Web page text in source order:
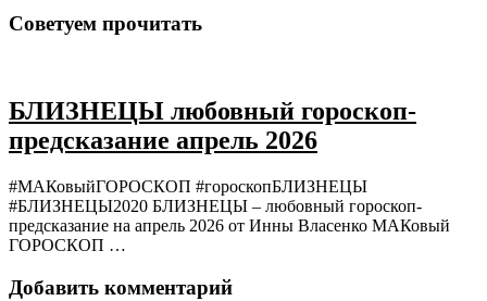
Советуем прочитать
БЛИЗНЕЦЫ любовный гороскоп-
предсказание апрель 2026
#МАКовыйГОРОСКОП #гороскопБЛИЗНЕЦЫ
#БЛИЗНЕЦЫ2020 БЛИЗНЕЦЫ – любовный гороскоп-
предсказание на апрель 2026 от Инны Власенко МАКовый
ГОРОСКОП …
Добавить комментарий